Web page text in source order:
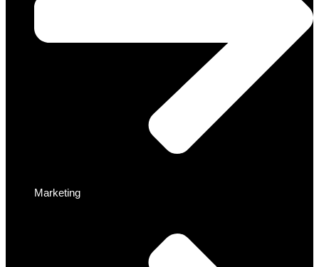
Marketing